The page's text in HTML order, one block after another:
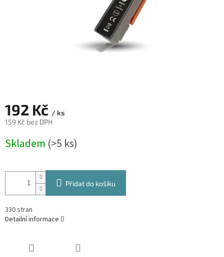
192 Kč / ks
159 Kč bez DPH
cena:
Skladem (>5 ks)
Přidat do košíku
330 stran
Detailní informace